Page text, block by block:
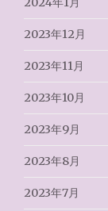
2023年12月
2023年11月
2023年10月
2023年9月
2023年8月
2023年7月